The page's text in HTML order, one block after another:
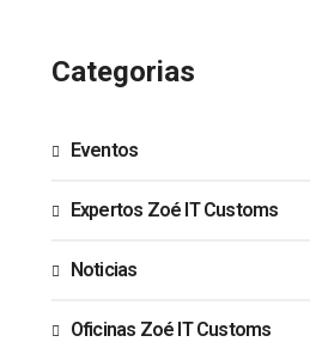
Categorias
Eventos
Expertos Zoé IT Customs
Noticias
Oficinas Zoé IT Customs